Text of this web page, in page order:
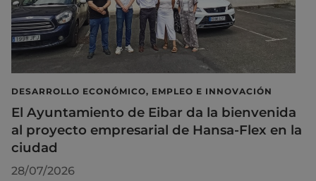
DESARROLLO ECONÓMICO, EMPLEO E INNOVACIÓN
El Ayuntamiento de Eibar da la bienvenida
al proyecto empresarial de Hansa-Flex en la
ciudad
28/07/2026